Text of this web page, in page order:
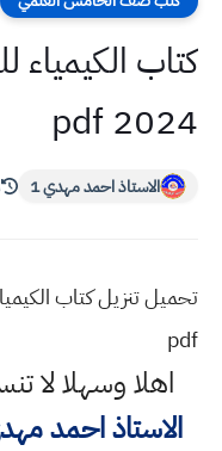
كتاب
2024 pdf
الاستاذ احمد مهدي 1
pdf
اهلا وسهلالا
الاستاذ احمد